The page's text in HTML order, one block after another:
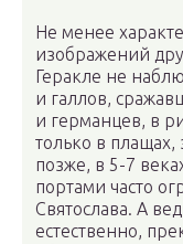
Не менее
изображений
Геракле не
и галлов,
и германцев, в
только в
позже, в 5-7
портами часто
Святослава. А
естественно,